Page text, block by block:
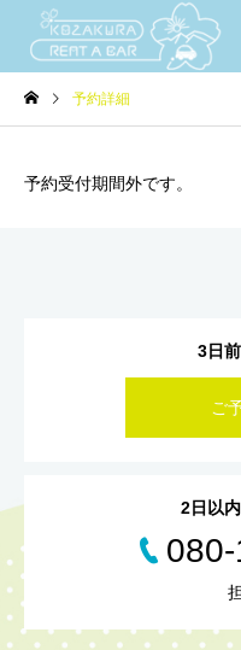
予約詳細
予約受付期間外です。
3日
ご
2日以